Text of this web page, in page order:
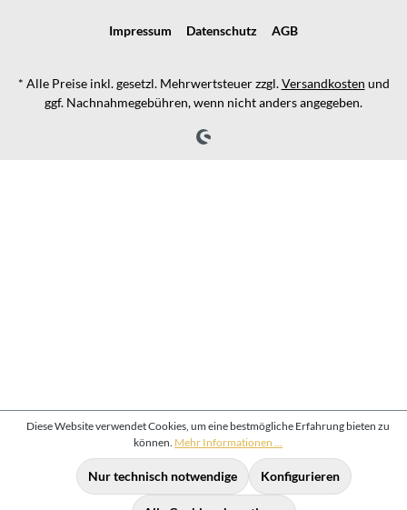
Impressum Datenschutz AGB
* Alle Preise inkl. gesetzl. Mehrwertsteuer zzgl.Versandkosten und
ggf. Nachnahmegebühren, wenn nicht anders angegeben.
Diese Website verwendet Cookies, um eine bestmögliche Erfahrung bieten zu
können. Mehr Informationen ...
Nur technisch notwendige Konfigurieren